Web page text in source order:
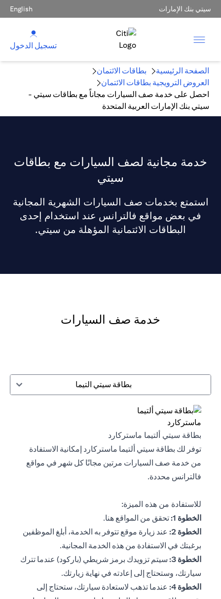
سيتي بنك الإمارات English
تسجيل الدخول
الصفحة الرئيسية
بطاقات الائتمان
العروض الترويجية بطاقات الائتمان
احصل على خدمة صف السيارات مجاناً مع بطاقات سيتي -
سيتي بنك الإمارات العربية المتحدة
خدمة مجانية لصف السيارات مع بطاقات
سيتي
استمتع بخدمات صف السيارات الشهرية المجانية
في بعض مواقع فالترانس عند استخدام إحدى
البطاقات الائتمانية المؤهلة من سيتي.
خدمة صف السيارات
بطاقة سيتي التيما
بطاقة سيتي ألتيما ماستركارد
توفر لك بطاقة سيتي ألتيما ماستركارد إمكانية الاستفادة
من خدمة صف السيارات مرتين مجانًا كل شهر في مواقع
فالترانس محددة.
للاستفادة من هذه الميزة:
الخطوة 1:
تحقق من المواقع هناopens in a new tab.
الخطوة 2:
عند زيارة موقع تتوفر به الخدمة، أبلغ الموظفين
برغبتك في الاستفادة من هذه الخدمة المجانية.
الخطوة 3:
سيتم تزويدك برمز شريطي (باركود) عندما تترك
سيارتك، وستحتاج إلى إعادته في نهاية زيارتك.
الخطوة 4:
عندما تذهب لاستعادة سيارتك، ستحتاج إلى